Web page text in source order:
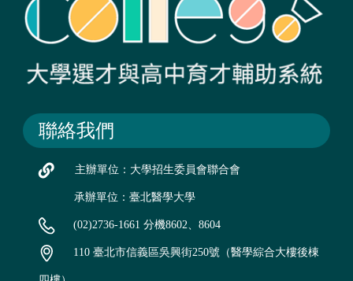
聯絡我們
主辦單位：大學招生委員會聯合會
承辦單位：臺北醫學大學
(02)2736-1661 分機8602、8604
110 臺北市信義區吳興街250號（醫學綜合大樓後棟